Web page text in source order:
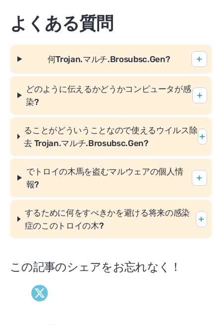
よくある質問
何Trojan.マルチ.Brosubsc.Gen?
どのように伝えるかどうかコンピュータが感
染?
ることがどういうことなので使えるウイルス除
去 Trojan.マルチ.Brosubsc.Gen?
でトロイの木馬を盗むマルウェアの個人情
報?
するために何をすべきかを避ける将来の感染
症のこのトロイの木?
この記事のシェアをお忘れなく！